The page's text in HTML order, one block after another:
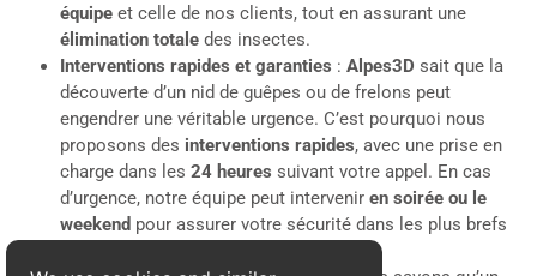
équipe et celle de nos clients, tout en assurant une
élimination totale des insectes.
Interventions rapides et garanties : Alpes3D sait que la
découverte d’un nid de guêpes ou de frelons peut
engendrer une véritable urgence. C’est pourquoi nous
proposons des interventions rapides, avec une prise en
charge dans les 24 heures suivant votre appel. En cas
d’urgence, notre équipe peut intervenir en soirée ou le
weekend pour assurer votre sécurité dans les plus brefs